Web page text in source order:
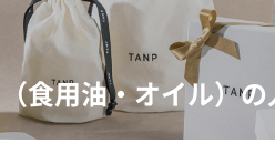
食用油・オイル）